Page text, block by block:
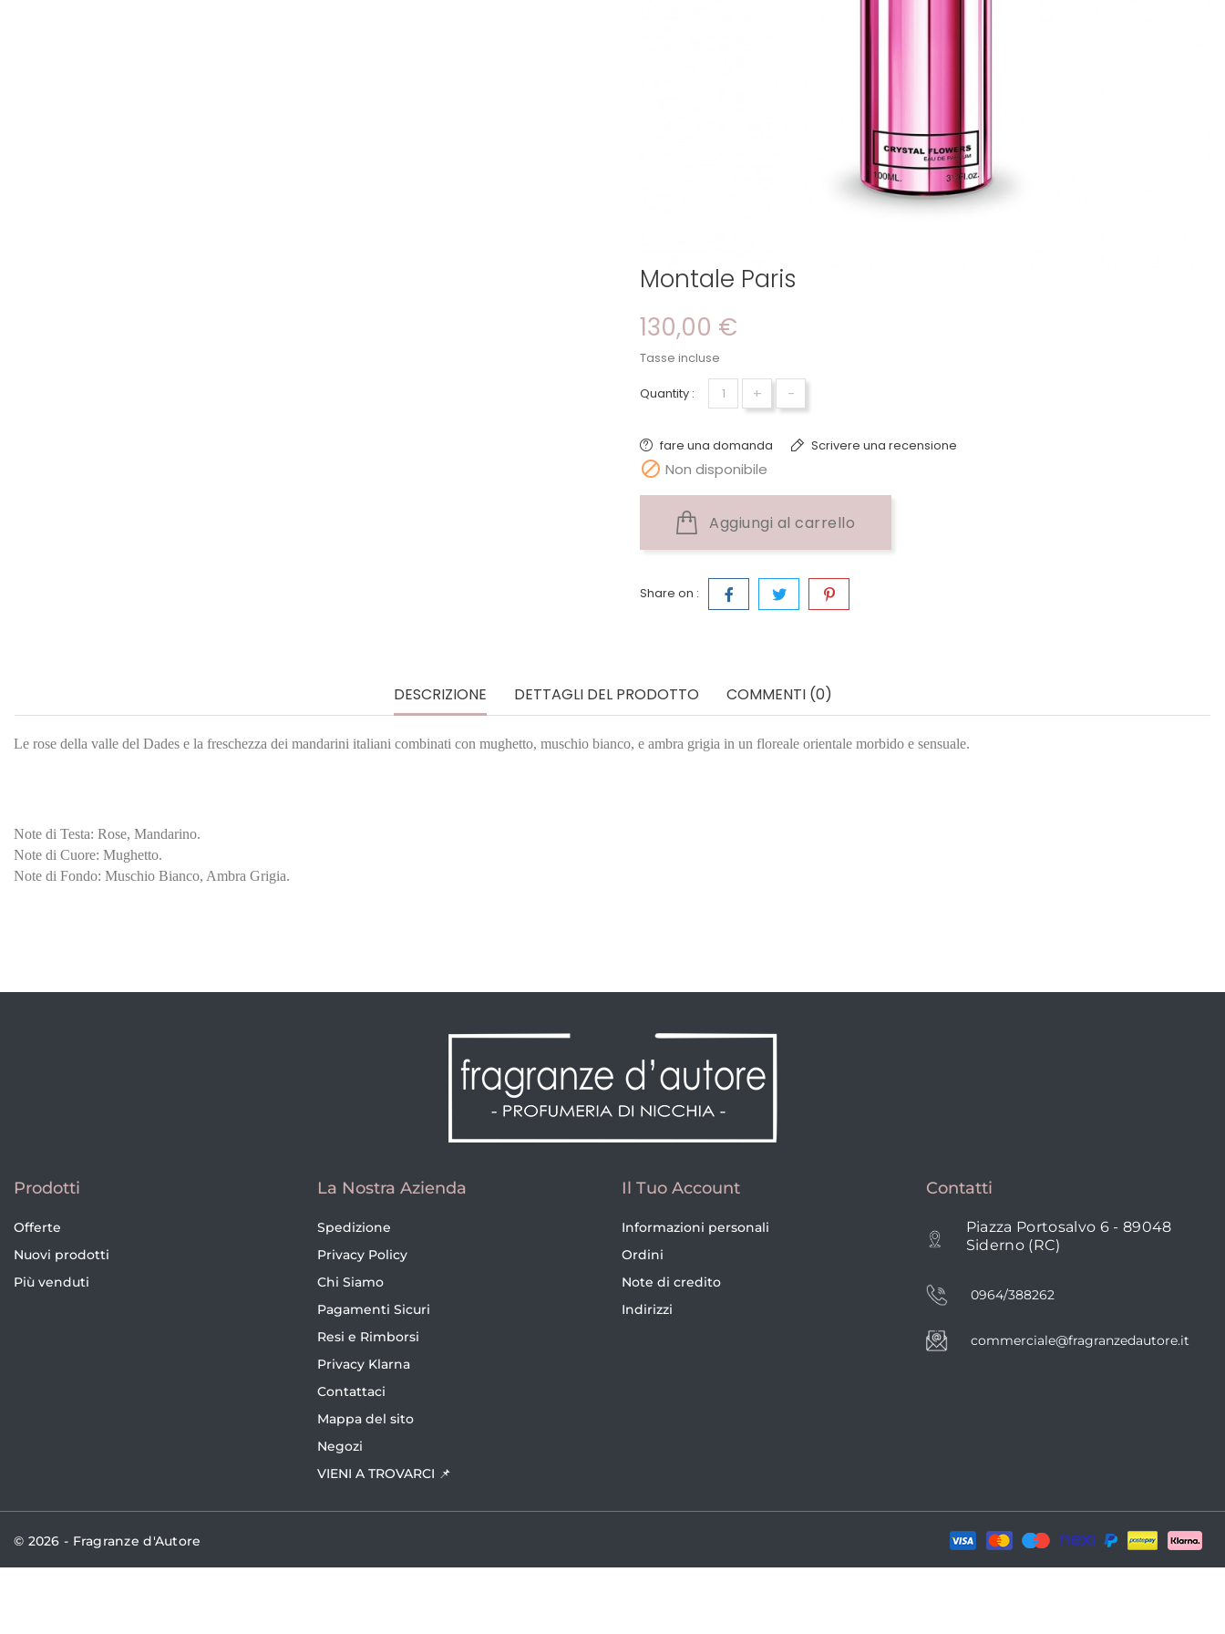
Montale Paris
130,00 €
Tasse incluse
Quantity : + -
fare una domanda Scrivere una recensione
 Non disponibile
Aggiungi al carrello
Share on :
DESCRIZIONE DETTAGLI DEL PRODOTTO COMMENTI (0)
Le rose della valle del Dades e la freschezza dei mandarini italiani combinati con mughetto, muschio bianco, e ambra grigia in un floreale orientale morbido e sensuale.
Note di Testa: Rose, Mandarino.
Note di Cuore: Mughetto.
Note di Fondo: Muschio Bianco, Ambra Grigia.
Prodotti
Offerte
Nuovi prodotti
Più venduti
La Nostra Azienda
Spedizione
Privacy Policy
Chi Siamo
Pagamenti Sicuri
Resi e Rimborsi
Privacy Klarna
Contattaci
Mappa del sito
Negozi
VIENI A TROVARCI 📌
Il Tuo Account
Informazioni personali
Ordini
Note di credito
Indirizzi
Contatti
Piazza Portosalvo 6 - 89048
Siderno (RC)
0964/388262
commerciale@fragranzedautore.it
© 2026 - Fragranze d'Autore